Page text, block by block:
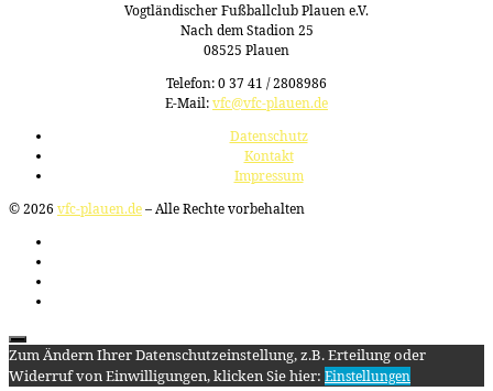
Vogtländischer Fußballclub Plauen e.V.
Nach dem Stadion 25
08525 Plauen
Telefon: 0 37 41 / 2808986
E-Mail:vfc@vfc-plauen.de
Datenschutz
Kontakt
Impressum
© 2026 vfc-plauen.de– Alle Rechte vorbehalten
Zum Ändern Ihrer Datenschutzeinstellung, z.B. Erteilung oder
Widerruf von Einwilligungen, klicken Sie hier: Einstellungen